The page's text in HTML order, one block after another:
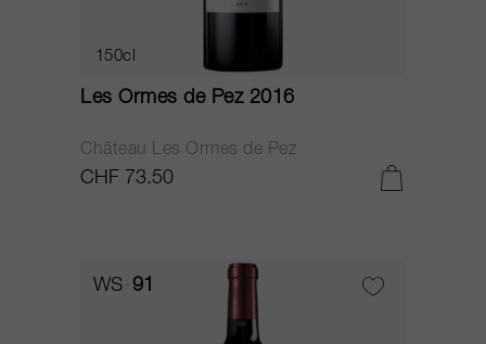
150cl
Les Ormes de Pez 2016
Château Les Ormes de Pez
CHF 73.50
WS 91